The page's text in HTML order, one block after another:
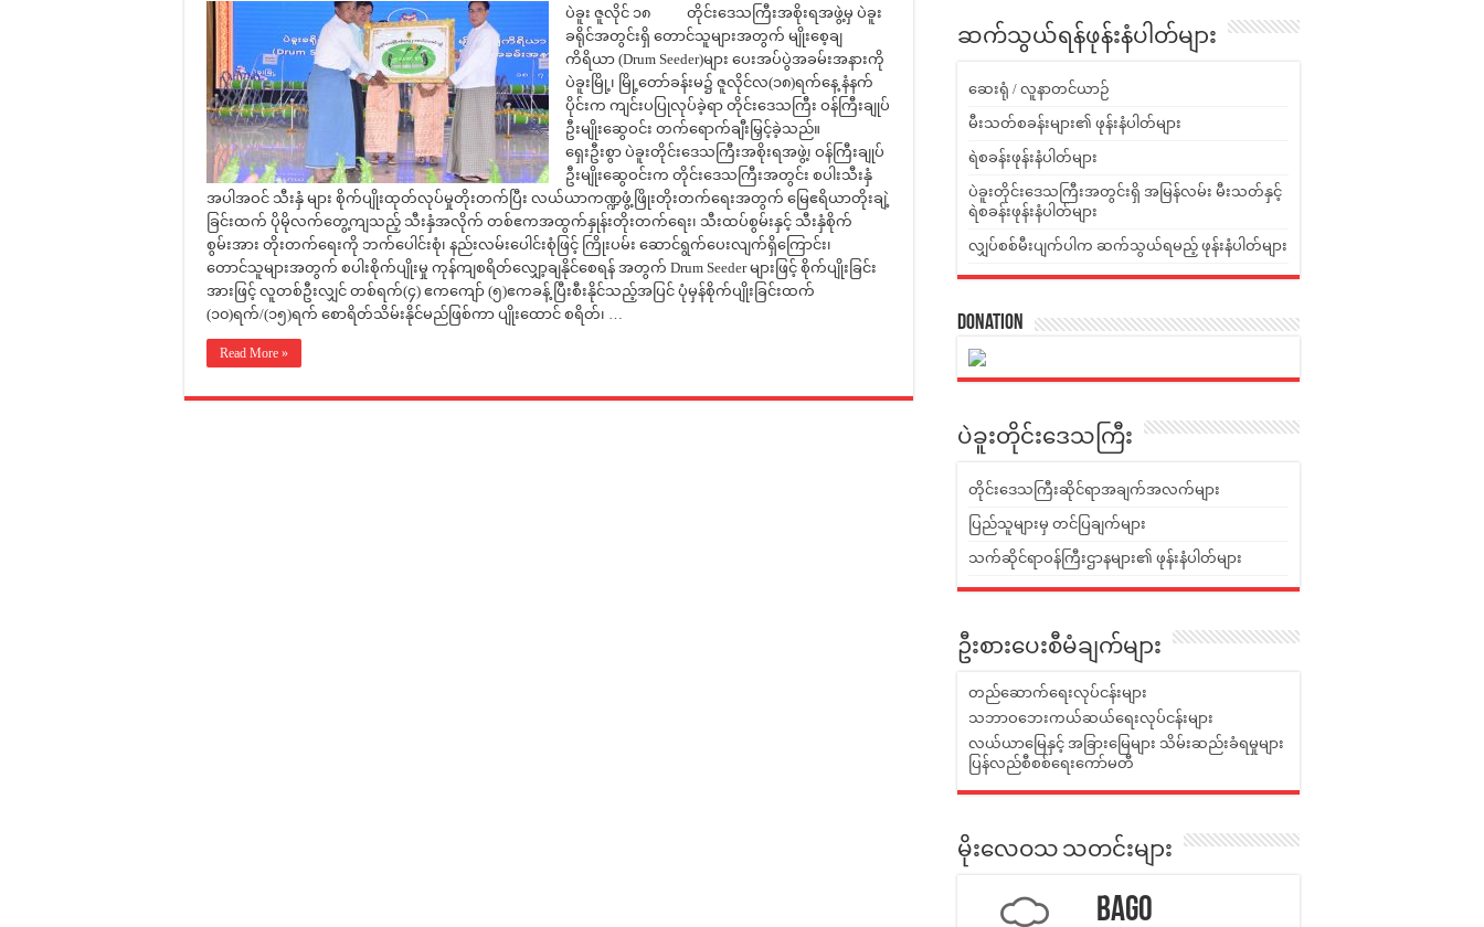
ပဲခူး ဇူလိုင် ၁၈ တိုင်းဒေသကြီးအစိုးရအဖွဲ့မှ ပဲခူး
ခရိုင်အတွင်းရှိ တောင်သူများအတွက် မျိုးစေ့ချ
ကိရိယာ (Drum Seeder)များ ပေးအပ်ပွဲအခမ်းအနားကို
ပဲခူးမြို့၊ မြို့တော်ခန်းမ၌ ဇူလိုင်လ(၁၈)ရက်နေ့ နံနက်
ပိုင်းက ကျင်းပပြုလုပ်ခဲ့ရာ တိုင်းဒေသကြီး ဝန်ကြီးချုပ်
ဦးမျိုးဆွေဝင်း တက်ရောက်ချီးမြှင့်ခဲ့သည်။
ရှေးဦးစွာ ပဲခူးတိုင်းဒေသကြီးအစိုးရအဖွဲ့၊ ဝန်ကြီးချုပ်
ဦးမျိုးဆွေဝင်းက တိုင်းဒေသကြီးအတွင်း စပါးသီးနှံ
အပါအဝင် သီးနှံ များ စိုက်ပျိုးထုတ်လုပ်မှုတိုးတက်ပြီး လယ်ယာကဏ္ဍဖွံ့ဖြိုးတိုးတက်ရေးအတွက် မြေဧရိယာတိုးချဲ့
ခြင်းထက် ပိုမိုလက်တွေ့ကျသည့် သီးနှံအလိုက် တစ်ဧကအထွက်နှုန်းတိုးတက်ရေး၊ သီးထပ်စွမ်းနှင့် သီးနှံစိုက်
စွမ်းအား တိုးတက်ရေးကို ဘက်ပေါင်းစုံ၊ နည်းလမ်းပေါင်းစုံဖြင့် ကြိုးပမ်း ဆောင်ရွက်ပေးလျက်ရှိကြောင်း၊
တောင်သူများအတွက် စပါးစိုက်ပျိုးမှု ကုန်ကျစရိတ်လျှော့ချနိုင်စေရန် အတွက် Drum Seeder များဖြင့် စိုက်ပျိုးခြင်း
အားဖြင့် လူတစ်ဦးလျှင် တစ်ရက်(၄) ဧကကျော် (၅)ဧကခန့် ပြီးစီးနိုင်သည့်အပြင် ပုံမှန်စိုက်ပျိုးခြင်းထက်
(၁၀)ရက်/(၁၅)ရက် စောရိတ်သိမ်းနိုင်မည်ဖြစ်ကာ ပျိုးထောင် စရိတ်၊ …
Read More »
ဆက်သွယ်ရန်ဖုန်းနံပါတ်များ
ဆေးရုံ / လူနာတင်ယာဉ်
မီးသတ်စခန်းများ၏ ဖုန်းနံပါတ်များ
ရဲစခန်းဖုန်းနံပါတ်များ
ပဲခူးတိုင်းဒေသကြီးအတွင်းရှိ အမြန်လမ်း မီးသတ်နှင့်
ရဲစခန်းဖုန်းနံပါတ်များ
လျှပ်စစ်မီးပျက်ပါက ဆက်သွယ်ရမည့် ဖုန်းနံပါတ်များ
Donation
ပဲခူးတိုင်းဒေသကြီး
တိုင်းဒေသကြီးဆိုင်ရာအချက်အလက်များ
ပြည်သူများမှ တင်ပြချက်များ
သက်ဆိုင်ရာဝန်ကြီးဌာနများ၏ ဖုန်းနံပါတ်များ
ဦးစားပေးစီမံချက်များ
တည်ဆောက်ရေးလုပ်ငန်းများ
သဘာဝဘေးကယ်ဆယ်ရေးလုပ်ငန်းများ
လယ်ယာမြေနှင့် အခြားမြေများ သိမ်းဆည်းခံရမှုများ
ပြန်လည်စီစစ်ရေးကော်မတီ
မိုးလေဝသ သတင်းများ
Bago